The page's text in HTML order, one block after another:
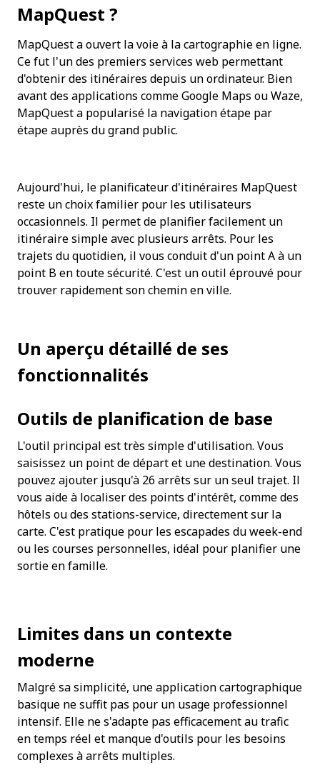
MapQuest ?
MapQuest a ouvert la voie à la cartographie en ligne.
Ce fut l'un des premiers services web permettant
d'obtenir des itinéraires depuis un ordinateur. Bien
avant des applications comme Google Maps ou Waze,
MapQuest a popularisé la navigation étape par
étape auprès du grand public.
Aujourd'hui, le planificateur d'itinéraires MapQuest
reste un choix familier pour les utilisateurs
occasionnels. Il permet de planifier facilement un
itinéraire simple avec plusieurs arrêts. Pour les
trajets du quotidien, il vous conduit d'un point A à un
point B en toute sécurité. C'est un outil éprouvé pour
trouver rapidement son chemin en ville.
Un aperçu détaillé de ses
fonctionnalités
Outils de planification de base
L'outil principal est très simple d'utilisation. Vous
saisissez un point de départ et une destination. Vous
pouvez ajouter jusqu'à 26 arrêts sur un seul trajet. Il
vous aide à localiser des points d'intérêt, comme des
hôtels ou des stations-service, directement sur la
carte. C'est pratique pour les escapades du week-end
ou les courses personnelles, idéal pour planifier une
sortie en famille.
Limites dans un contexte
moderne
Malgré sa simplicité, une application cartographique
basique ne suffit pas pour un usage professionnel
intensif. Elle ne s'adapte pas efficacement au trafic
en temps réel et manque d'outils pour les besoins
complexes à arrêts multiples.